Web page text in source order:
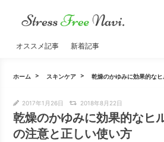
オススメ記事 新着記事
ホーム スキンケア 乾燥のかゆみに効果的な
2017年1月26日 2018年8月22日
乾燥のかゆみに効果的なヒ
の注意と正しい使い方